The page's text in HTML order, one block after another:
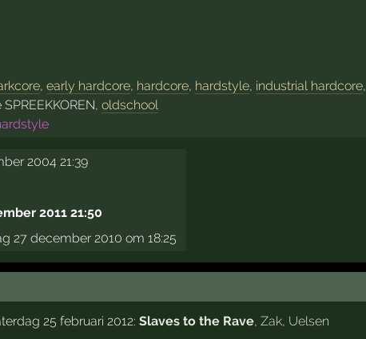
,early hardcore, hardcore, hardstyle, industrial hardcore,
oldschool
2004 21:39
2011 21:50
27 december 2010 om 18:25
25 februari 2012: Slaves to the Rave, Zak, Uelsen